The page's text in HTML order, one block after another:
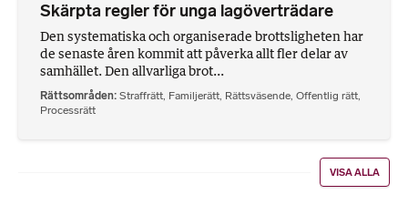
Skärpta regler för unga lagöverträdare
Den systematiska och organiserade brottsligheten har
de senaste åren kommit att påverka allt fler delar av
samhället. Den allvarliga brot...
Rättsområden Straffrätt Familjerätt Rättsväsende Offentlig rätt
Processrätt
VISA ALLA